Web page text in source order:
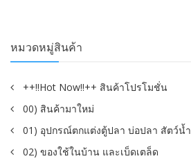
หมวดหมู่สินค้า
++!!Hot Now!!++ สินค้าโปรโมชั่น
00) สินค้ามาใหม่
01) อุปกรณ์ตกแต่งตู้ปลา บ่อปลา สัตว์น้ำ
02) ของใช้ในบ้าน และเบ็ดเตล็ด